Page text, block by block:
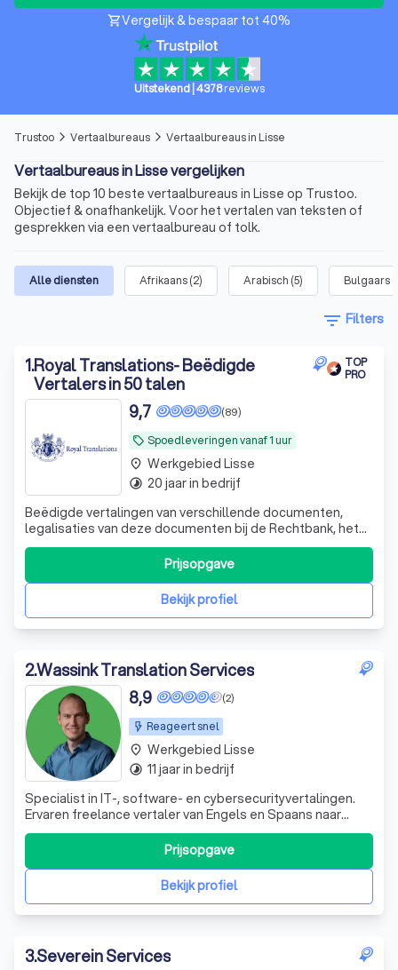
shopping_cartVergelijk & bespaar tot 40%
Uitstekend| 4378 reviews
Trustoo arrow_forward_ios Vertaalbureaus arrow_forward_ios Vertaalbureaus in Lisse
Vertaalbureaus in Lisse vergelijken
Bekijk de top 10 beste vertaalbureaus in Lisse op Trustoo.
Objectief & onafhankelijk. Voor het vertalen van teksten of
gesprekken via een vertaalbureau of tolk.
Alle diensten Afrikaans(2) Arabisch (5) Bulgaars
filter_list Filters
1.Royal Translations- Beëdigde
Vertalers in 50 talen
TOP
PRO
local_offer Spoedleveringen vanaf 1 uur
(89)
9,7
Beëdigde vertalingen van verschillende documenten,
legalisaties van deze documenten bij de Rechtbank, het
Ministerie van Buitenlandse Zaken en verschillende
ambassades, legalisatie bij DUO
Bekijk profiel
Prijsopgave
place Werkgebied Lisse
timelapse 20 jaar in bedrijf
2.Wassink Translation Services
Reageert snel
(2)
8,9
Specialist in IT-, software- en cybersecurityvertalingen.
Ervaren freelance vertaler van Engels en Spaans naar
Nederlands, met oog voor kwaliteit én leesbaarheid.
Bekijk profiel
Prijsopgave
place Werkgebied Lisse
timelapse 11 jaar in bedrijf
3.Severein Services